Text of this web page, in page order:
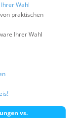
Wahl
praktischen
Ihrer Wahl
vs.